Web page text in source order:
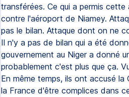
transférées. Ce qui a permis
contre l'aéroport de Niamey.
pas le bilan. Attaque dont on ne
Il n'y a pas de bilan qui a été
gouvernement au Niger a donné
probablement c'est plus que ça.
En même temps, ils ont accusé
la France d'être complices dans